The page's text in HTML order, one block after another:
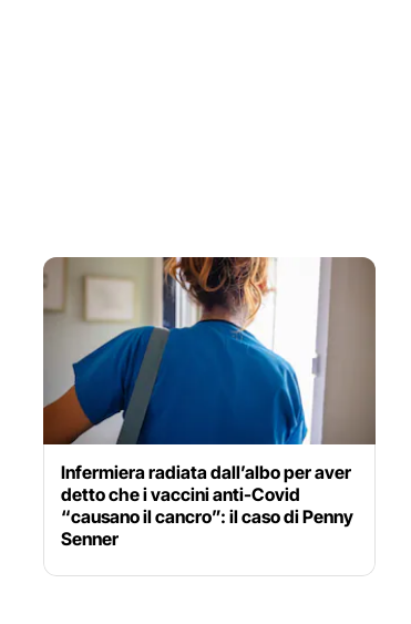
Infermiera radiata dall’albo per aver
detto che i vaccini anti-Covid
“causano il cancro”: il caso di Penny
Senner